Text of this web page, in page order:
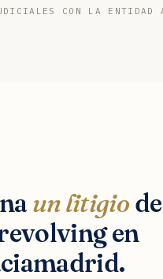
CON LA ENTIDAD
un litigio de
en